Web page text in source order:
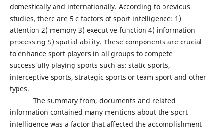
domestically and internationally. According to previous
studies, there are 5 c factors of sport intelligence: 1)
attention 2) memory 3) executive function 4) information
processing 5) spatial ability. These components are crucial
to enhance sport players in all groups to compete
successfully playing sports such as: static sports,
interceptive sports, strategic sports or team sport and other
types.
The summary from, documents and related
information contained many mentions about the sport
intelligence was a factor that affected the accomplishment